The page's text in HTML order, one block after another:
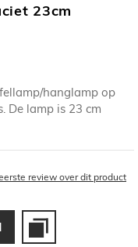
23cm
hanglamp op
De lamp is 23 cm
review over dit product